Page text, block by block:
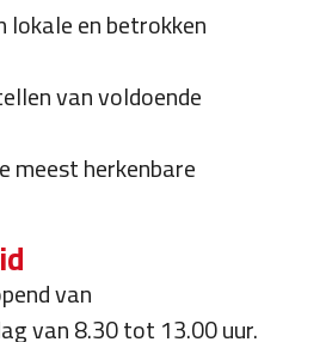
lokale en betrokken
van voldoende
meest herkenbare
van
van 8.30 tot 13.00 uur.